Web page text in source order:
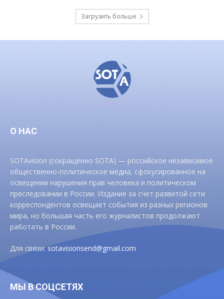
Загрузить больше
О НАС
SOTAvision (сокращенно SOTA) — российское независимое
общественно-политическое медиа, сфокусированное на
освещении нарушения прав человека и политическом
преследовании в России. Издание за счет развитой сети
корреспондентов освещает события из разных регионов
мира, но большая часть его журналистов продолжают
работать в России.
Для связи:sotavisionsend@gmail.com
МЫ В СОЦСЕТЯХ